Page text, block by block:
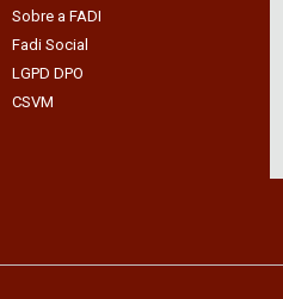
Sobre a FADI
Fadi Social
LGPD DPO
CSVM